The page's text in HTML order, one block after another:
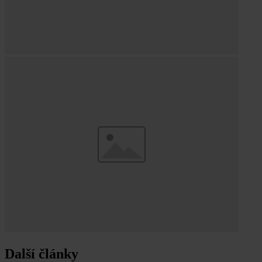
Další články